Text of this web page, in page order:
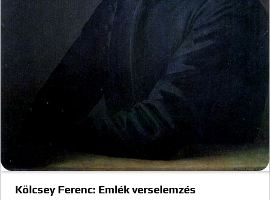
Kölcsey Ferenc: Emlék verselemzés